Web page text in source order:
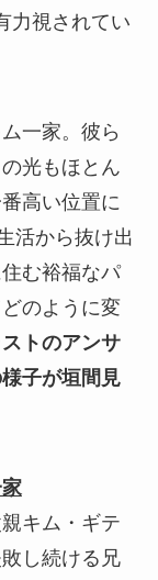
力視されてい
一家。彼ら
光もほとん
高い位置に
活から抜け出
む裕福なパ
のように変
トのアンサ
子が垣間見
キム・ギテ
し続ける兄